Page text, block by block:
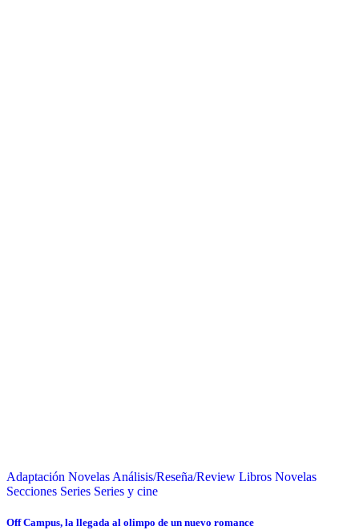
Adaptación Novelas Análisis/Reseña/Review Libros Novelas
Secciones Series Series y cine
Off Campus, la llegada al olimpo de un nuevo romance